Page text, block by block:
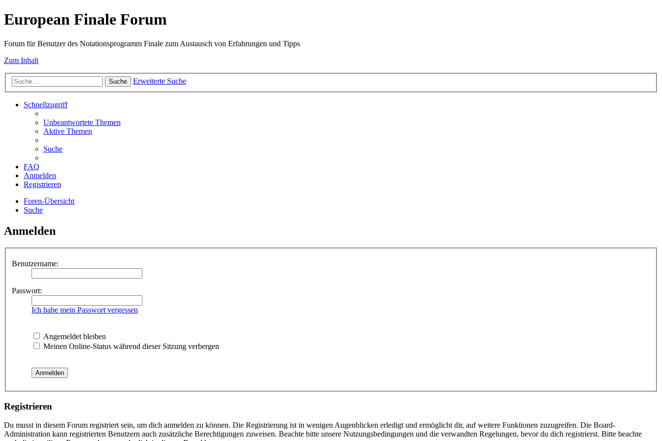
European Finale Forum
Forum für Benutzer des Notationsprogramm Finale zum Austausch von Erfahrungen und Tipps
Zum Inhalt
Suche Erweiterte Suche
Schnellzugriff
Unbeantwortete Themen
Aktive Themen
Suche
FAQ
Anmelden
Registrieren
Foren-Übersicht
Suche
Anmelden
Benutzername:
Passwort:
Ich habe mein Passwort vergessen
Angemeldet bleiben
Meinen Online-Status während dieser Sitzung verbergen
Registrieren
Du musst in diesem Forum registriert sein, um dich anmelden zu können. Die Registrierung ist in wenigen Augenblicken erledigt und ermöglicht dir, auf weitere Funktionen zuzugreifen. Die Board-
Administration kann registrierten Benutzern auch zusätzliche Berechtigungen zuweisen. Beachte bitte unsere Nutzungsbedingungen und die verwandten Regelungen, bevor du dich registrierst. Bitte beachte